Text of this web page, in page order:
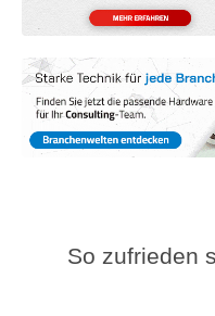
So zufrieden